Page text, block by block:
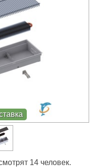
14 человек.